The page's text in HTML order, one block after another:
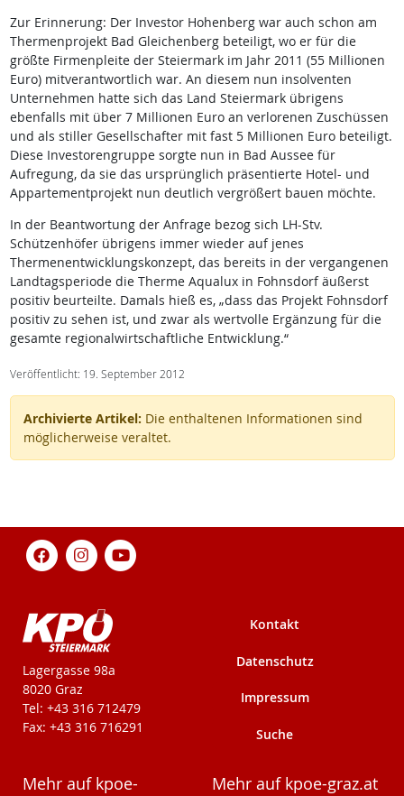
Zur Erinnerung: Der Investor Hohenberg war auch schon am
Thermenprojekt Bad Gleichenberg beteiligt, wo er für die
größte Firmenpleite der Steiermark im Jahr 2011 (55 Millionen
Euro) mitverantwortlich war. An diesem nun insolventen
Unternehmen hatte sich das Land Steiermark übrigens
ebenfalls mit über 7 Millionen Euro an verlorenen Zuschüssen
und als stiller Gesellschafter mit fast 5 Millionen Euro beteiligt.
Diese Investorengruppe sorgte nun in Bad Aussee für
Aufregung, da sie das ursprünglich präsentierte Hotel- und
Appartementprojekt nun deutlich vergrößert bauen möchte.
In der Beantwortung der Anfrage bezog sich LH-Stv.
Schützenhöfer übrigens immer wieder auf jenes
Thermenentwicklungskonzept, das bereits in der vergangenen
Landtagsperiode die Therme Aqualux in Fohnsdorf äußerst
positiv beurteilte. Damals hieß es, „dass das Projekt Fohnsdorf
positiv zu sehen ist, und zwar als wertvolle Ergänzung für die
gesamte regionalwirtschaftliche Entwicklung.“
Veröffentlicht: 19. September 2012
Archivierte Artikel: Die enthaltenen Informationen sind
möglicherweise veraltet.
KPÖ-Steiermark
Lagergasse 98a
8020 Graz
Tel: +43 316 712479
Fax: +43 316 716291
Kontakt
Datenschutz
Impressum
Suche
Mehr auf kpoe-
Mehr auf kpoe-graz.at